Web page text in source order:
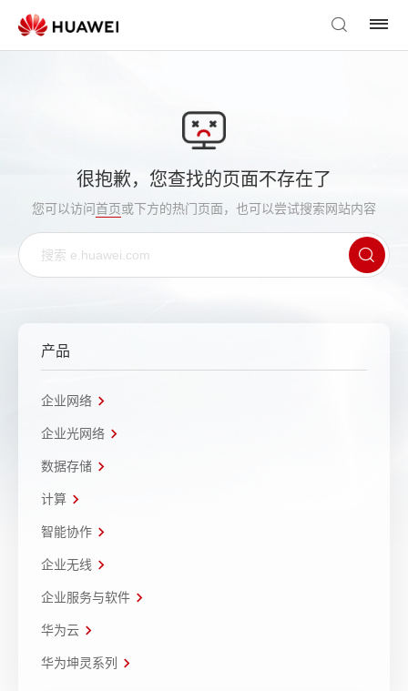
很抱歉，您查找的页面不存在了
您可以访问首页或下方的热门页面，也可以尝试搜索网站内容
产品
企业网络
企业光网络
数据存储
计算
智能协作
企业无线
企业服务与软件
华为云
华为坤灵系列